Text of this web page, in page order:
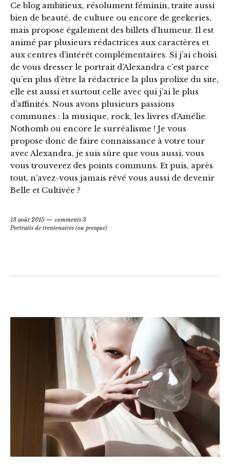
Ce blog ambitieux, résolument féminin, traite aussi
bien de beauté, de culture ou encore de geekeries,
mais propose également des billets d’humeur. Il est
animé par plusieurs rédactrices aux caractères et
aux centres d’intérêt complémentaires. Si j’ai choisi
de vous dresser le portrait d’Alexandra c’est parce
qu’en plus d’être la rédactrice la plus prolixe du site,
elle est aussi et surtout celle avec qui j’ai le plus
d’affinités. Nous avons plusieurs passions
communes : la musique, rock, les livres d’Amélie
Nothomb ou encore le surréalisme ! Je vous
propose donc de faire connaissance à votre tour
avec Alexandra, je suis sûre que vous aussi, vous
vous trouverez des points communs. Et puis, après
tout, n’avez-vous jamais rêvé vous aussi de devenir
Belle et Cultivée ?
13 août 2015
comments 3
Portraits de trentenaires (ou presque)